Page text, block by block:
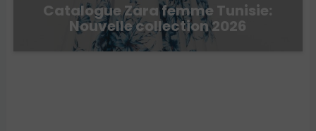
Catalogue Zara femme Tunisie:
Nouvelle collection 2026